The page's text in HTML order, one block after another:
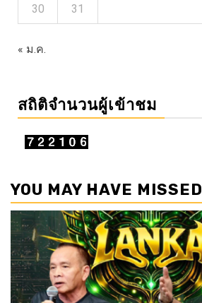
30 31
« ม.ค.
สถิติจำนวนผู้เข้าชม
YOU MAY HAVE MISSED